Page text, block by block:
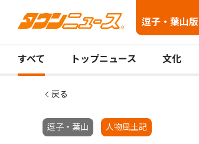
逗子・葉山版
すべて トップニュース 文化
戻る
逗子・葉山 人物風土記